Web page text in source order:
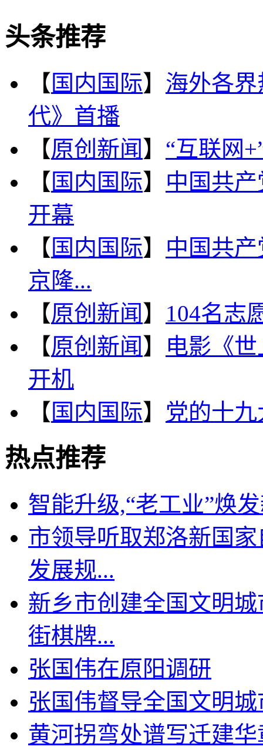
头条推荐
【 国内国际】 海外各
代》首播
【原创新闻 】 “互联网
【 国内国际】 中国共
开幕
【 国内国际】 中国共
京隆...
【原创新闻 】 104名志
【原创新闻 】
电影《
开机
【 国内国际】 党的十
热点推荐
智能升级,“老工业”焕
市领导听取郑洛新国
发展规...
新乡市创建全国文明
街棋牌...
张国伟在原阳调研
张国伟督导全国文明
黄河拐弯处谱写迁建华